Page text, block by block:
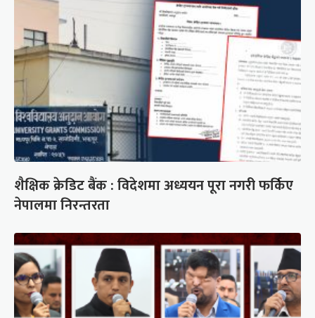
शैक्षिक क्रेडिट बैंक : विदेशमा अध्ययन पूरा नगरी फर्किए
नेपालमा निरन्तरता